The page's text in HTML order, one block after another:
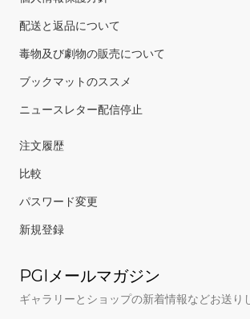
配送と返品について
毒物及び劇物の販売について
ブックマットのススメ
ニュースレター配信停止
注文履歴
比較
パスワード変更
新規登録
PGIメールマガジン
ギャラリーとショップの新着情報などお送り